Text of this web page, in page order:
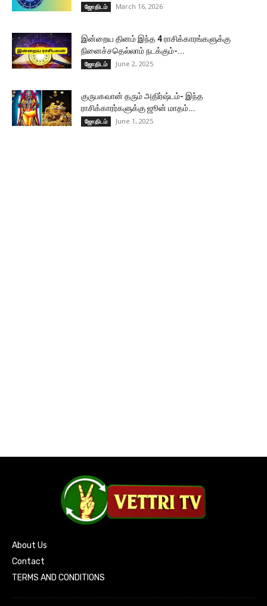
ஜோதிடம் March 16, 2026
இன்றைய தினம் இந்த 4 ராசிக்காரங்களுக்கு
நினைச்சதெல்லாம் நடக்கும்-...
ஜோதிடம் June 2, 2025
குருபகவான் தரும் அதிர்ஷ்டம்- இந்த
ராசிக்காரர்களுக்கு ஜூன் மாதம்...
ஜோதிடம் June 1, 2025
About Us
Contact
TERMS AND CONDITIONS